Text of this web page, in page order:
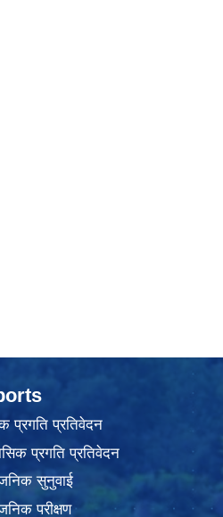
प्रगति प्रतिवेदन
प्रगति प्रतिवेदन
सुनुवाई
परीक्षण